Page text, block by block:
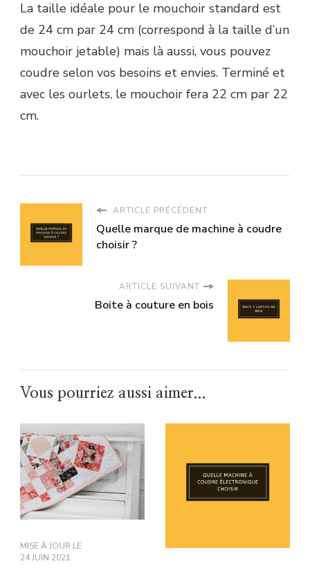
La taille idéale pour le mouchoir standard est
de 24 cm par 24 cm (correspond à la taille d’un
mouchoir jetable) mais là aussi, vous pouvez
coudre selon vos besoins et envies. Terminé et
avec les ourlets, le mouchoir fera 22 cm par 22
cm.
ARTICLE PRÉCÉDENT
Quelle marque de machine à coudre
choisir ?
ARTICLE SUIVANT
Boite à couture en bois
Vous pourriez aussi aimer...
MISE À JOUR LE
24 JUIN 2021